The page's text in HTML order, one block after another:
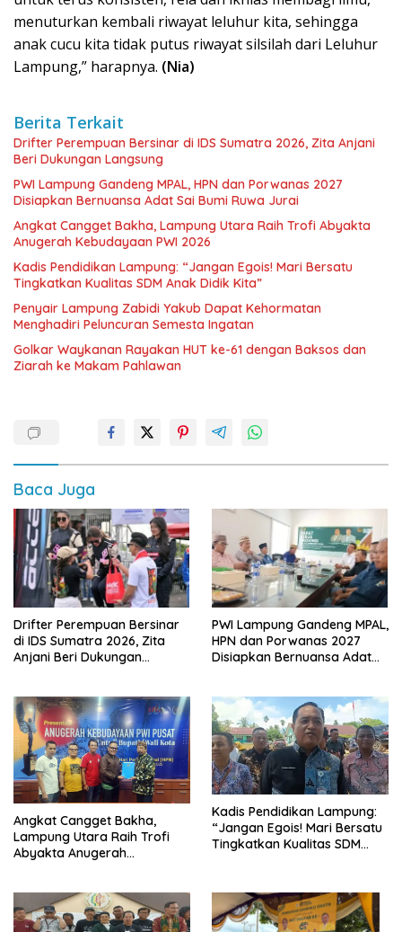
menuturkan kembali riwayat leluhur kita, sehingga
anak cucu kita tidak putus riwayat silsilah dari Leluhur
Lampung,” harapnya. (Nia)
Berita Terkait
Drifter Perempuan Bersinar di IDS Sumatra 2026, Zita Anjani
Beri Dukungan Langsung
PWI Lampung Gandeng MPAL, HPN dan Porwanas 2027
Disiapkan Bernuansa Adat Sai Bumi Ruwa Jurai
Angkat Cangget Bakha, Lampung Utara Raih Trofi Abyakta
Anugerah Kebudayaan PWI 2026
Kadis Pendidikan Lampung: “Jangan Egois! Mari Bersatu
Tingkatkan Kualitas SDM Anak Didik Kita”
Penyair Lampung Zabidi Yakub Dapat Kehormatan
Menghadiri Peluncuran Semesta Ingatan
Golkar Waykanan Rayakan HUT ke-61 dengan Baksos dan
Ziarah ke Makam Pahlawan
Baca Juga
Drifter Perempuan Bersinar
di IDS Sumatra 2026, Zita
Anjani Beri Dukungan
PWI Lampung Gandeng MPAL,
HPN dan Porwanas 2027
Disiapkan Bernuansa Adat
Angkat Cangget Bakha,
Lampung Utara Raih Trofi
Abyakta Anugerah
Kadis Pendidikan Lampung:
“Jangan Egois! Mari Bersatu
Tingkatkan Kualitas SDM